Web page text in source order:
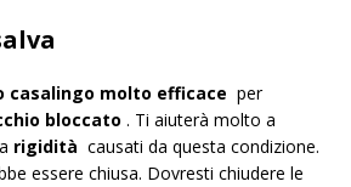
casalingo molto efficace per
bloccato . Ti aiuterà molto a
rigidità causati da questa condizione.
essere chiusa. Dovresti chiudere le